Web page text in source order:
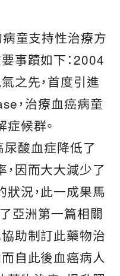
童支持性治療方
事蹟如下：2004
之先，首度引進
，治療血癌病童
候群。
酸血症降低了
因而大大減少了
況，此一成果馬
亞洲第一篇相關
助制訂此藥物治
自此後血癌病人